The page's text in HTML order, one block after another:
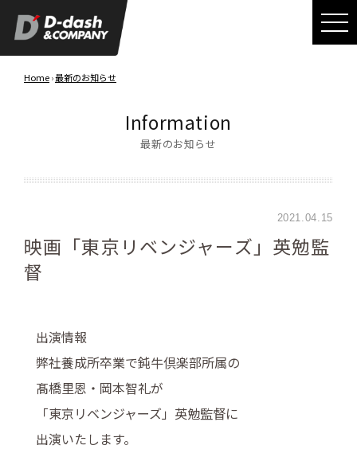
Home›最新のお知らせ
Information
最新のお知らせ
2021.04.15
映画「東京リベンジャーズ」英勉監
督
出演情報
弊社養成所卒業で鈍牛倶楽部所属の
髙橋里恩・岡本智礼が
「東京リベンジャーズ」英勉監督に
出演いたします。